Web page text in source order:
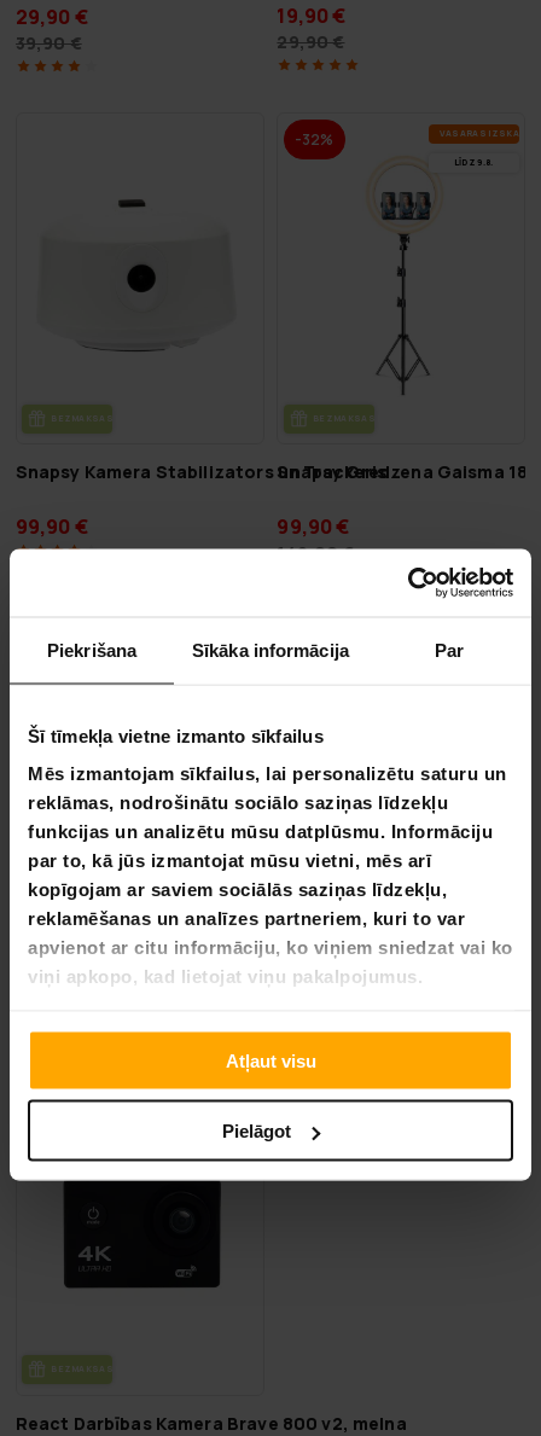
Piekrišana Sīkāka informācija Par
Šī tīmekļa vietne izmanto sīkfailus
Mēs izmantojam sīkfailus, lai personalizētu saturu un
reklāmas, nodrošinātu sociālo saziņas līdzekļu
funkcijas un analizētu mūsu datplūsmu. Informāciju
par to, kā jūs izmantojat mūsu vietni, mēs arī
kopīgojam ar saviem sociālās saziņas līdzekļu,
reklamēšanas un analīzes partneriem, kuri to var
apvienot ar citu informāciju, ko viņiem sniedzat vai ko
viņi apkopo, kad lietojat viņu pakalpojumus.
Atļaut visu
Pielāgot
29,90 €
39,90 €
19,90 €
29,90 €
BEZ­MAK­SAS PIE­GĀ­DE
Snapsy Kamera Stabilizators un Trackeris
99,90 €
-32% VA­SA­RAS IZ­SKA­ŅA
LĪDZ 9.8.
BEZ­MAK­SAS PIE­GĀ­DE
Snapsy Gredzena Gaisma
99,90 €
149,00 €
LĪDZ 9.8.
Snapsy Gredzena Gaismas 10" (160 cm)
99,90 €
LĪDZ 9.8.
Snapsy gredzena gaisma 10"
79,90 €
-32%
BEZ­MAK­SAS PIE­GĀ­DE
React Darbības Kamera Brave 800 v2, melna